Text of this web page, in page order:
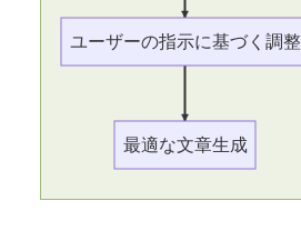
ユーザーの指示に基づく調整
最適な文章生成